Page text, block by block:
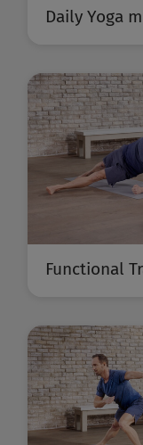
Daily Yoga
Functional